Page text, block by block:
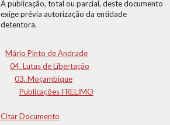
A publicação, total ou parcial, deste documento
exige prévia autorização da entidade
detentora.
Mário Pinto de Andrade
04. Lutas de Libertação
03. Moçambique
Publicações FRELIMO
Citar Documento